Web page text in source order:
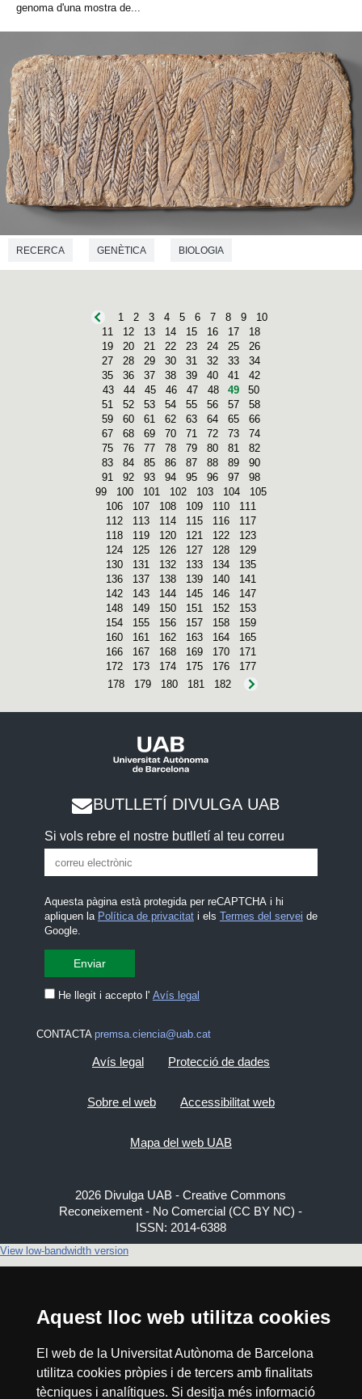
Aquest lloc web utilitza cookies
El web de la Universitat Autònoma de Barcelona
utilitza cookies pròpies i de tercers amb finalitats
tècniques i analítiques. Si desitja més informació
genoma d'una mostra de...
RECERCA GENÈTICA BIOLOGIA
1 2 3 4 5 6 7 8 9
10
11
12 13 14 15 16 17
18
19
20 21 22 23 24 25
26
27
28 29 30 31 32 33
34
35
36 37 38 39 40 41
42
43
44 45 46 47 48 49
50
51
52 53 54 55 56 57
58
59
60 61 62 63 64 65
66
67
68 69 70 71 72 73
74
75
76 77 78 79 80 81
82
83
84 85 86 87 88 89
90
91
92 93 94 95 96 97
98
99
100 101 102 103 104
105
106
107 108 109 110
111
112
113 114 115 116
117
118
119 120 121 122
123
124
125 126 127 128
129
130
131 132 133 134
135
136
137 138 139 140
141
142
143 144 145 146
147
148
149 150 151 152
153
154
155 156 157 158
159
160
161 162 163 164
165
166
167 168 169 170
171
172
173 174 175 176
177
178
179 180 181 182
BUTLLETÍ DIVULGA UAB
Si vols rebre el nostre butlletí al teu correu
Aquesta pàgina està protegida per reCAPTCHA i hi
apliquen la Política de privacitati els Termes del servei de
Google.
He llegit i accepto l' Avís legal
CONTACTA premsa.ciencia@uab.cat
Avís legal Protecció de dades
Sobre el web Accessibilitat web
Mapa del web UAB
2026 Divulga UAB - Creative Commons
Reconeixement - No Comercial (CC BY NC) -
ISSN: 2014-6388
View low-bandwidth version